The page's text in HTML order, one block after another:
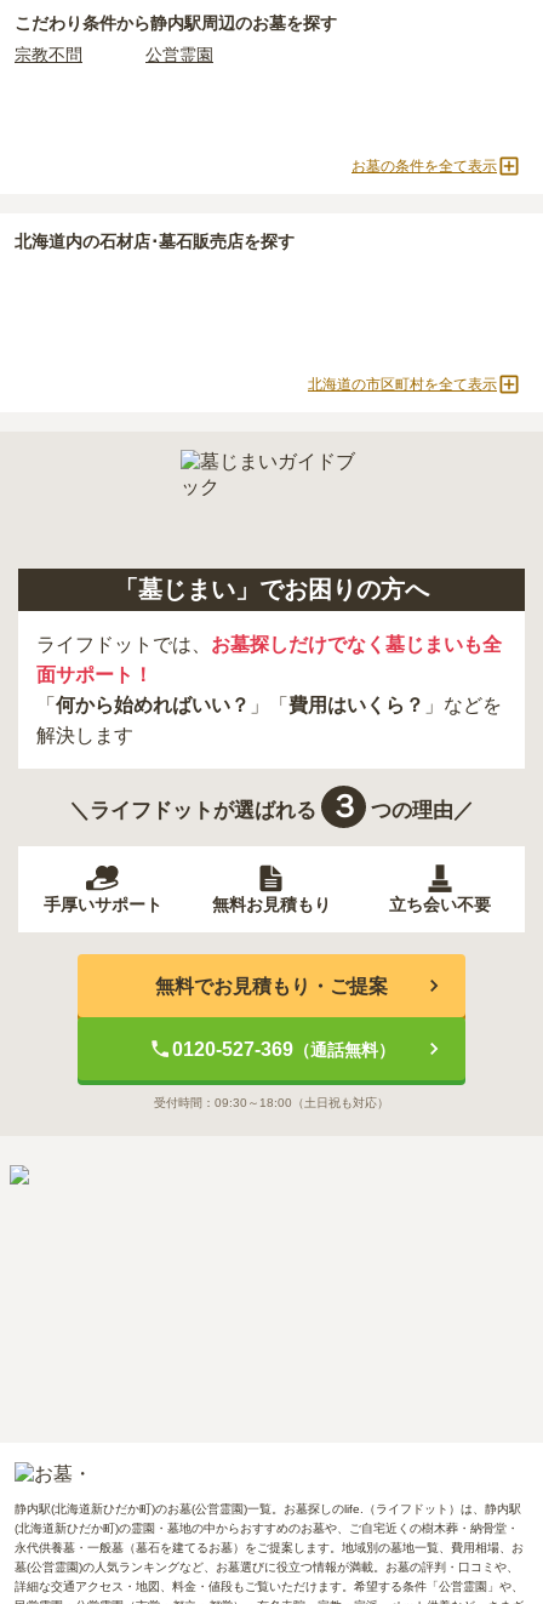
こだわり条件から静内駅周辺のお墓を探す
宗教不問
公営霊園
お墓の条件を全て表示
北海道内の石材店･墓石販売店を探す
北海道の市区町村を全て表示
「墓じまい」でお困りの方へ
ライフドットでは、 お墓探しだけでなく墓じまいも全
面サポート！
「 何から始めればいい？ 」「 費用はいくら？ 」などを
解決します
＼ライフドットが選ばれる ３ つの理由／
手厚いサポート 無料お見積もり 立ち会い不要
無料でお見積もり・ご提案
0120-527-369（通話無料）
受付時間： 09:30～18:00 （土日祝も対応）
静内駅(北海道新ひだか町)のお墓(公営霊園)一覧。お墓探しのlife.（ライフドット）は、静内駅
(北海道新ひだか町)の霊園・墓地の中からおすすめのお墓や、ご自宅近くの樹木葬・納骨堂・
永代供養墓・一般墓（墓石を建てるお墓）をご提案します。地域別の墓地一覧、費用相場、お
墓(公営霊園)の人気ランキングなど、お墓選びに役立つ情報が満載。お墓の評判・口コミや、
詳細な交通アクセス・地図、料金・値段もご覧いただけます。希望する条件「公営霊園」や、